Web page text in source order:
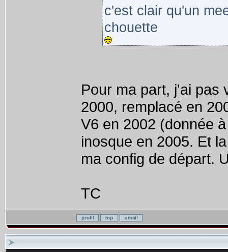
c'est clair qu'un
chouette
Pour ma part, j'ai pas
2000, remplacé en
V6 en 2002 (donnée
inosque en 2005. Et
ma config de départ.
TC